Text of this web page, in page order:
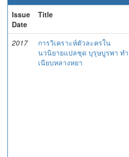
Issue
Date
Title
2017
การวิเคราะห์ตัวละครใน
นวนิยายแปลชุด บุรุษบูรพา ทำ
เนียบหลางหยา